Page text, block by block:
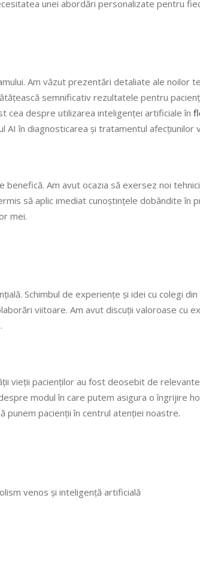
unei abordări personalizate pentru
Am văzut prezentări detaliate ale noilor
semnificativ rezultatele pentru
cea despre utilizarea inteligenței artificiale în
AI în diagnosticarea și tratamentul afecțiunilor
Am avut ocazia să exersez noi
să aplic imediat cunoștințele dobândite în
mei.
Schimbul de experiențe și idei cu colegi
viitoare. Am avut discuții valoroase cu
vieții pacienților au fost deosebit de
modul în care putem asigura o îngrijire
punem pacienții în centrul atenției noastre.
venos și inteligență artificială